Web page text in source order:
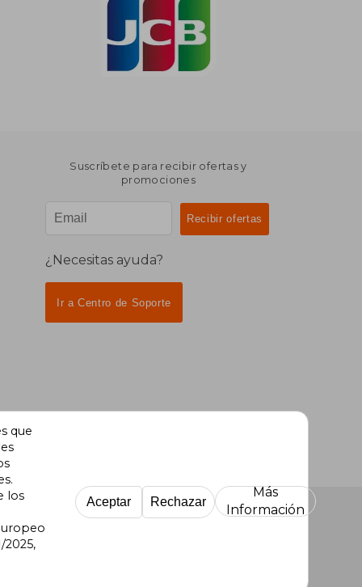
Suscríbete para recibir ofertas y
promociones
¿Necesitas ayuda?
Ir a Centro de Soporte
que
los
2025,
Aceptar Rechazar
Más
Información